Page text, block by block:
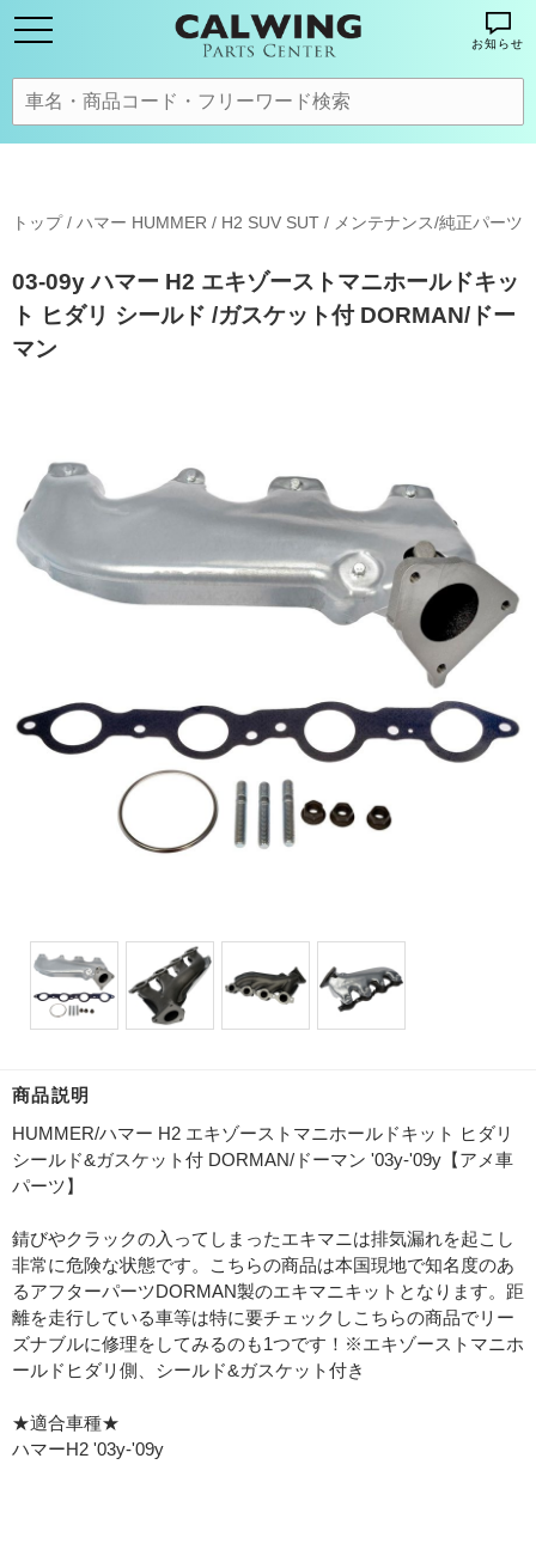
お知らせ
トップ/ ハマー HUMMER / H2 SUV SUT / メンテナンス/純正パーツ
03-09y ハマー H2 エキゾーストマニホールドキッ
ト ヒダリ シールド /ガスケット付 DORMAN/ドー
マン
商品説明
HUMMER/ハマー H2 エキゾーストマニホールドキット ヒダリ
シールド&ガスケット付 DORMAN/ドーマン '03y-'09y【アメ車
パーツ】
錆びやクラックの入ってしまったエキマニは排気漏れを起こし
非常に危険な状態です。こちらの商品は本国現地で知名度のあ
るアフターパーツDORMAN製のエキマニキットとなります。距
離を走行している車等は特に要チェックしこちらの商品でリー
ズナブルに修理をしてみるのも1つです！※エキゾーストマニホ
ールドヒダリ側、シールド&ガスケット付き
★適合車種★
ハマーH2 '03y-'09y